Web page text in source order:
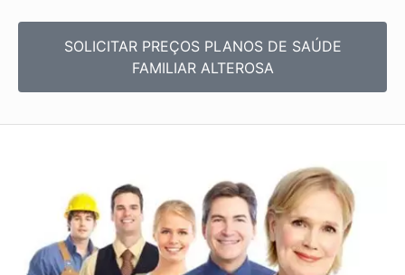
SOLICITAR PREÇOS PLANOS DE SAÚDE
FAMILIAR ALTEROSA